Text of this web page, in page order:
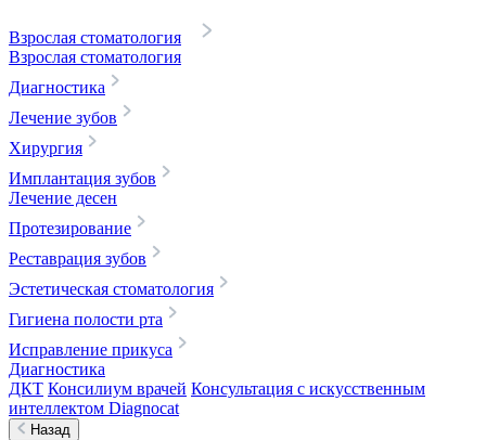
Взрослая стоматология
Взрослая стоматология
Диагностика
Лечение зубов
Хирургия
Имплантация зубов
Лечение десен
Протезирование
Реставрация зубов
Эстетическая стоматология
Гигиена полости рта
Исправление прикуса
Диагностика
ДКТ Консилиум врачей Консультация с искусственным
интеллектом Diagnocat
Назад